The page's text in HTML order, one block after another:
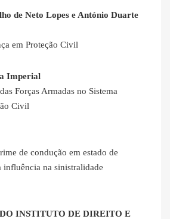
de Neto Lopes e António Duarte
em Proteção Civil
Imperial
Forças Armadas no Sistema
Civil
de condução em estado de
influência na sinistralidade
INSTITUTO DE DIREITO E